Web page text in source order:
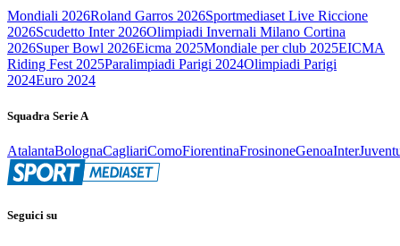
Mondiali 2026Roland Garros 2026Sportmediaset Live Riccione
2026Scudetto Inter 2026Olimpiadi Invernali Milano Cortina
2026Super Bowl 2026Eicma 2025Mondiale per club 2025EICMA
Riding Fest 2025Paralimpiadi Parigi 2024Olimpiadi Parigi
2024Euro 2024
Squadra Serie A
AtalantaBolognaCagliariComoFiorentinaFrosinoneGenoaInter
Seguici su